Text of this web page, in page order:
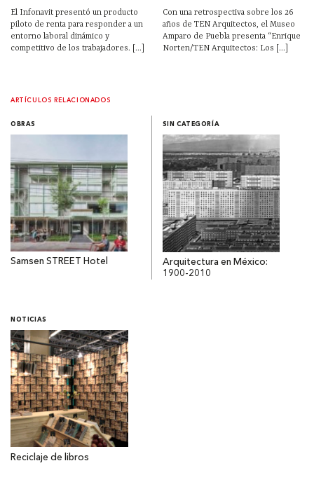
El Infonavit presentó un producto
piloto de renta para responder a un
entorno laboral dinámico y
competitivo de los trabajadores. [...]
Con una retrospectiva sobre los 26
años de TEN Arquitectos, el Museo
Amparo de Puebla presenta “Enrique
Norten/TEN Arquitectos: Los [...]
ARTÍCULOS RELACIONADOS
OBRAS
Samsen STREET Hotel
SIN CATEGORÍA
Arquitectura en México:
1900-2010
NOTICIAS
Reciclaje de libros